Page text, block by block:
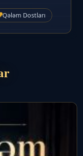
Qələm Dostları